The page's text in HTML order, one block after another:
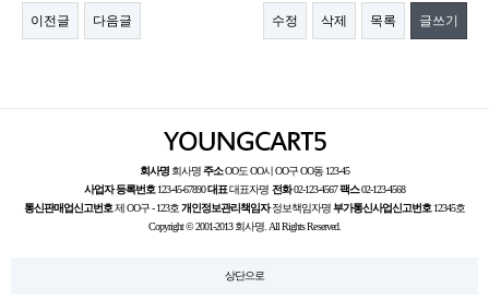
이전글 다음글 수정 삭제 목록 글쓰기
회사명회사명주소OO도 OO시 OO구 OO동 123-45
사업자 등록번호123-45-67890대표대표자명 전화02-123-4567 팩스02-123-4568
통신판매업신고번호제 OO구 - 123호개인정보관리책임자정보책임자명부가통신사업신고번호12345호
Copyright © 2001-2013 회사명. All Rights Reserved.
상단으로